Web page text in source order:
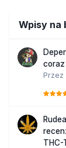
Wpisy na
Przez
THC-